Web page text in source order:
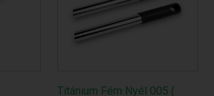
Titánium Fém Nyél 005 (